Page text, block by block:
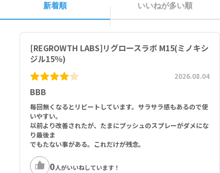
お使いになる方の髪質や１ヵ所への集中塗布などにより、ごわつき感
が出たり、くし通りが悪くなったり、部分的に成分が白く粉状（結晶
化）となって髪に残ることがあります。
■以下の方は本剤を使用しないでください。
本剤又は本剤の成分によりアレルギー症状を起こしたことがある方
高血圧または低血圧の方、あるいは降圧薬を使用中の方
脱毛等）の方、あるいは原因のわからない脱毛症の方
脱毛が急激であったり、髪が斑状に抜けている方
きず、湿疹あるいは炎症（発赤）等がある頭皮の方
他の育毛剤及び外用剤（軟膏、液剤等）を使用中の方
18歳未満の方（※本剤の使用対象年齢は国によって異なります）
女性の方
リー-ブチルアルコール 5％）、乳酸、フェノキシエタノール/エチル
ヘキシルグリセリン、ジメチルイソソルバイド、ピロ亜硫酸Ｎａ、Tri
chogen Blend（オタネニンジン根エキス、アルギニン、アセチルチ
ロシン、アルクチウムマジュス根エキス、加水分解ダイズタンパク、
ポリクオタニウム－１１、ＰＥＧ－１２ジメチコン、パントテン酸Ｃ
ａ、グルコン酸亜鉛、ナイアシンアミド、オルニチンＨＣｌ、シトル
リン、グルコサミンＨＣｌ、ビオチン）、ポリソルベート、ＴＥＡ
新着順 いいねが多い順
[REGROWTH LABS]リグロースラボ M15(ミノキシ
ジル15％)
BBB
2026.08.04
毎回無くなるとリピートしています。サラサラ感もあるので使
いやすい。
以前より改善されたが、たまにプッシュのスプレーがダメにな
り最後ま
でもたない事がある。これだけが残念。
0人がいいねしています！